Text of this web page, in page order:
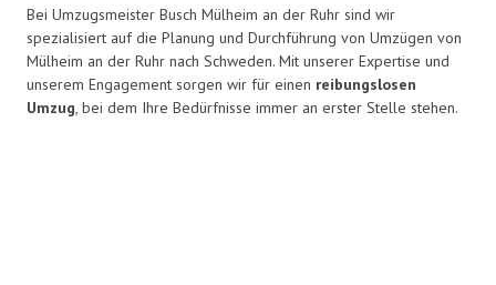
Bei Umzugsmeister Busch Mülheim an der Ruhr sind wir
spezialisiert auf die Planung und Durchführung von Umzügen von
Mülheim an der Ruhr nach Schweden. Mit unserer Expertise und
unserem Engagement sorgen wir für einen reibungslosen
Umzug, bei dem Ihre Bedürfnisse immer an erster Stelle stehen.